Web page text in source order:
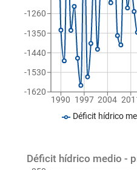
1990 1997 2004
-1620
-1530
-1440
-1350
-1260
Déficit hídrico
Déficit hídrico medio -